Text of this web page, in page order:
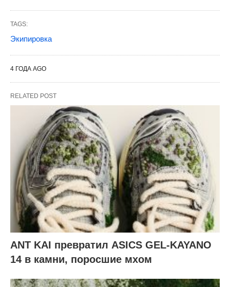
TAGS:
Экипировка
4 ГОДА AGO
RELATED POST
ANT KAI превратил ASICS GEL-KAYANO
14 в камни, поросшие мхом